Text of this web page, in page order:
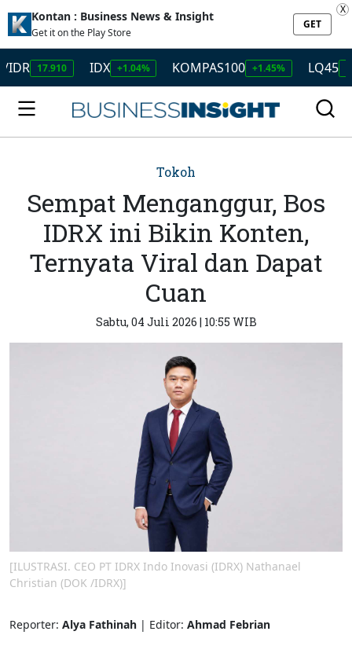
Kontan : Business News & Insight
Get it on the Play Store
GET
X
17.910 IDX +1.04% KOMPAS100 +1.45% LQ45 +1.50%
Tokoh
Sempat Menganggur, Bos
IDRX ini Bikin Konten,
Ternyata Viral dan Dapat
Cuan
Sabtu, 04 Juli 2026 | 10:55 WIB
[ILUSTRASI. CEO PT IDRX Indo Inovasi (IDRX) Nathanael
Christian (DOK /IDRX)]
Reporter: Alya Fathinah | Editor: Ahmad Febrian